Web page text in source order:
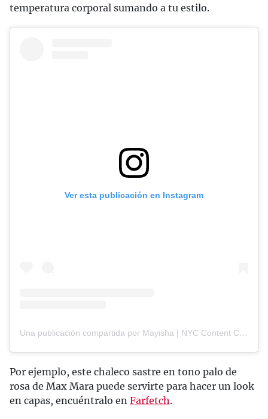
temperatura corporal sumando a tu estilo.
Ver esta publicación en Instagram
Por ejemplo, este chaleco sastre en tono palo de
rosa de Max Mara puede servirte para hacer un look
en capas, encuéntralo en Farfetch.